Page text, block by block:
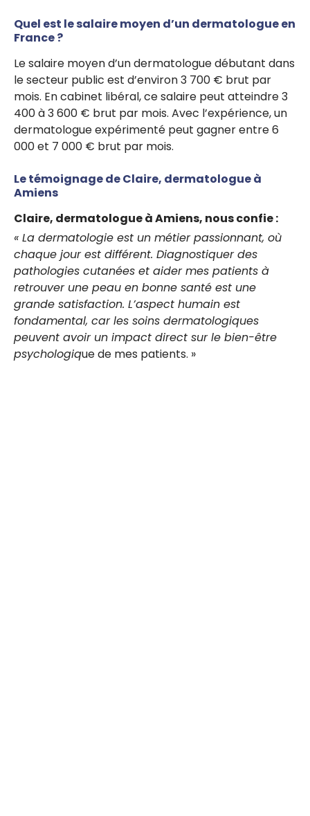
Quel est le salaire moyen d’un dermatologue en
France ?
Le salaire moyen d’un dermatologue débutant dans
le secteur public est d’environ 3 700 € brut par
mois. En cabinet libéral, ce salaire peut atteindre 3
400 à 3 600 € brut par mois. Avec l’expérience, un
dermatologue expérimenté peut gagner entre 6
000 et 7 000 € brut par mois.
Le témoignage de Claire, dermatologue à
Amiens
Claire, dermatologue à Amiens, nous confie :
« La dermatologie est un métier passionnant, où
chaque jour est différent. Diagnostiquer des
pathologies cutanées et aider mes patients à
retrouver une peau en bonne santé est une
grande satisfaction. L’aspect humain est
fondamental, car les soins dermatologiques
peuvent avoir un impact direct sur le bien-être
psychologique de mes patients. »